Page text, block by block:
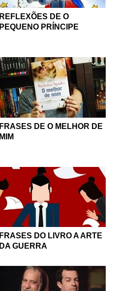
REFLEXÕES DE O
PEQUENO PRÍNCIPE
FRASES DE O MELHOR DE
MIM
FRASES DO LIVRO A ARTE
DA GUERRA